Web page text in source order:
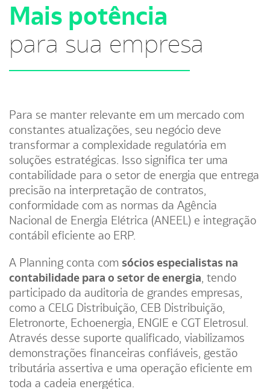
Mais potência
para sua empresa
Para se manter relevante em um mercado com
constantes atualizações, seu negócio deve
transformar a complexidade regulatória em
soluções estratégicas. Isso significa ter uma
contabilidade para o setor de energia que entrega
precisão na interpretação de contratos,
conformidade com as normas da Agência
Nacional de Energia Elétrica (ANEEL) e integração
contábil eficiente ao ERP.
A Planning conta com sócios especialistas na
contabilidade para o setor de energia , tendo
participado da auditoria de grandes empresas,
como a CELG Distribuição, CEB Distribuição,
Eletronorte, Echoenergia, ENGIE e CGT Eletrosul.
Através desse suporte qualificado, viabilizamos
demonstrações financeiras confiáveis, gestão
tributária assertiva e uma operação eficiente em
toda a cadeia energética